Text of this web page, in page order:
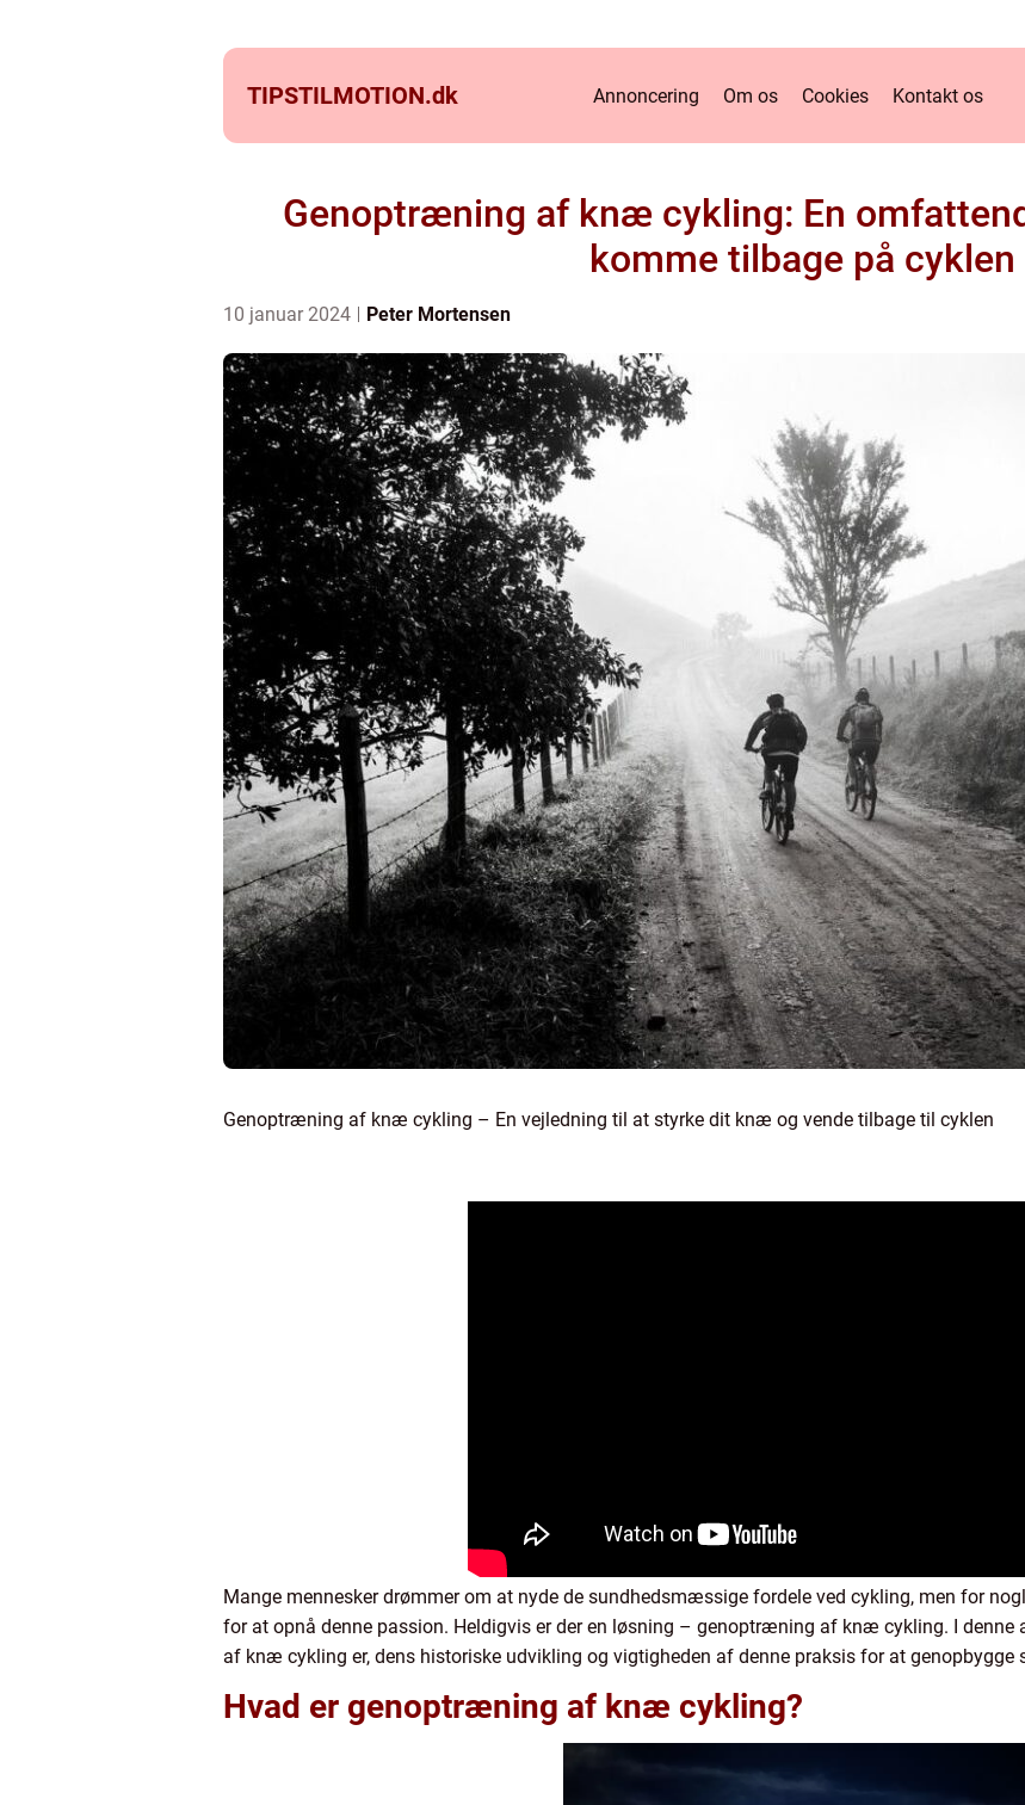
TIPSTILMOTION.dk Annoncering Om os Cookies Kontakt os
Genoptræning af knæ cykling: En
komme tilbage på cyklen
10 januar 2024 Peter Mortensen
Genoptræning af knæ cykling – En vejledning til at styrke dit knæ og vende tilbage til cyklen
Mange mennesker drømmer om at nyde de sundhedsmæssige fordele ved cykling, men for
for at opnå denne passion. Heldigvis er der en løsning – genoptræning af knæ cykling. I
af knæ cykling er, dens historiske udvikling og vigtigheden af denne praksis for at
Hvad er genoptræning af knæ cykling?